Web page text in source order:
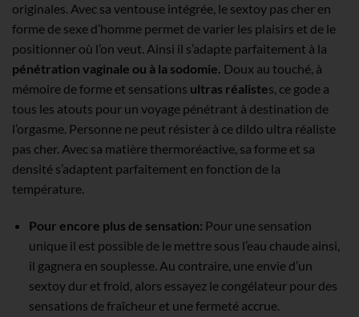
originales. Avec sa ventouse intégrée, le sextoy pas cher en
forme de sexe d’homme permet de varier les plaisirs et de le
positionner où l’on veut. Ainsi il s’adapte parfaitement à la
pénétration vaginale ou à la sodomie. Doux au touché, à
mémoire de forme et sensations ultras réalistes, ce gode a
tous les atouts pour un voyage pénétrant à destination de
l’orgasme. Personne ne peut résister à ce dildo ultra réaliste
pas cher. Avec sa matière thermoréactive, sa forme et sa
densité s’adaptent parfaitement en fonction de la
température.
Pour encore plus de sensation: Pour une sensation
unique il est possible de le mettre sous l’eau chaude ainsi,
il gagnera en souplesse. Au contraire, une envie d’un
sextoy dur et froid, alors essayez le congélateur pour des
sensations de fraîcheur et une fermeté accrue.